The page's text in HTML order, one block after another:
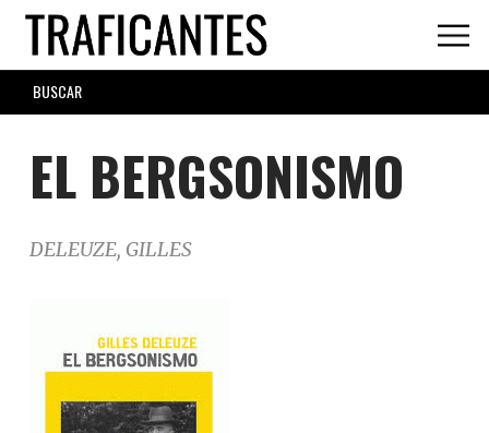
Skip
main
content
SEARCH
FORM
EL BERGSONISMO
DELEUZE, GILLES